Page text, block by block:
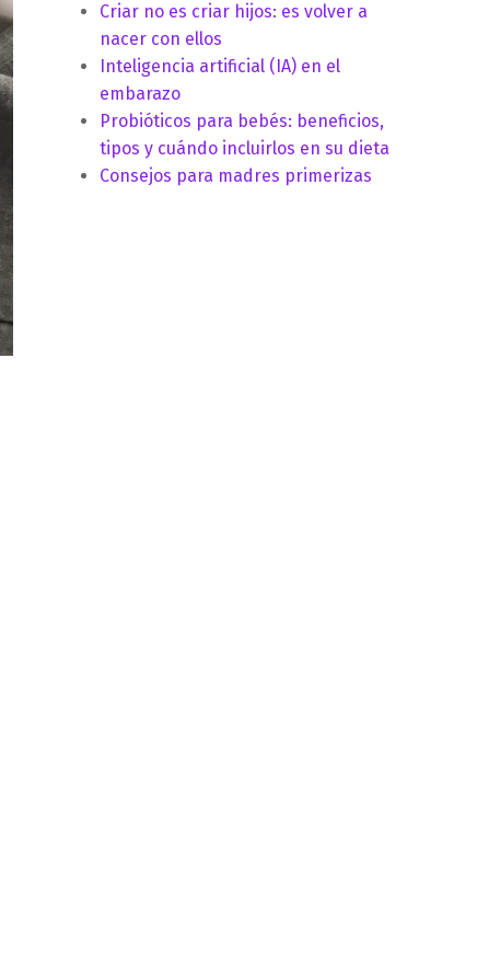
Criar no es criar hijos: es volver a
nacer con ellos
Inteligencia artificial (IA) en el
embarazo
Probióticos para bebés: beneficios,
tipos y cuándo incluirlos en su dieta
Consejos para madres primerizas